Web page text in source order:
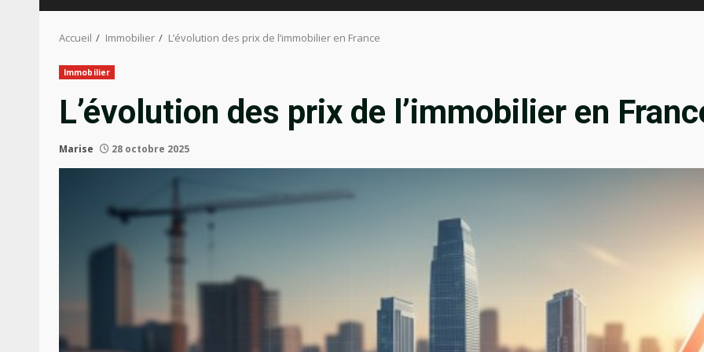
Accueil Immobilier L’évolution des prix de l’immobilier en France
Immobilier
L’évolution des prix de l’immobilier en
Marise 28 octobre 2025